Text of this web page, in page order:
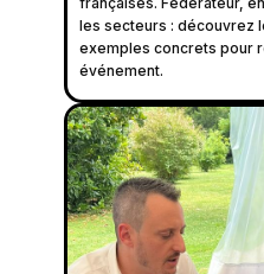
les secteurs : découvrez
exemples concrets pour
événement.